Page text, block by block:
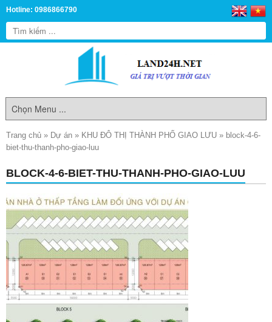
Hotline: 0986866790
Trang chủ » Dự án » KHU ĐÔ THỊ THÀNH PHỐ GIAO LƯU » block-4-6-
biet-thu-thanh-pho-giao-luu
BLOCK-4-6-BIET-THU-THANH-PHO-GIAO-LUU